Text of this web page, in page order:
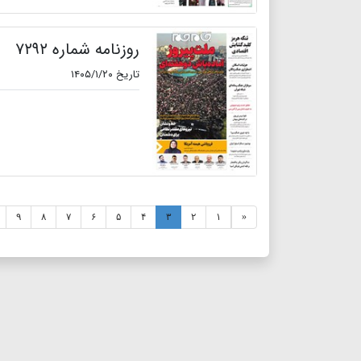
روزنامه شماره ۷۲۹۲
تاریخ ۱۴۰۵/۱/۲۰
« ۱ ۲ ۳ ۴ ۵ ۶ ۷ ۸ ۹